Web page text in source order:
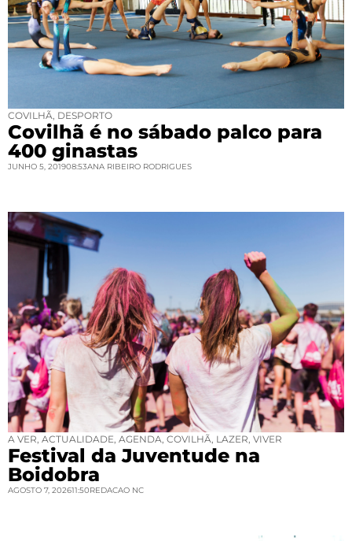
COVILHÃ, DESPORTO
Covilhã é no sábado palco para
400 ginastas
JUNHO 5, 201908:53ANA RIBEIRO RODRIGUES
A VER, ACTUALIDADE, AGENDA, COVILHÃ, LAZER, VIVER
Festival da Juventude na
Boidobra
AGOSTO 7, 202611:50REDACAO NC